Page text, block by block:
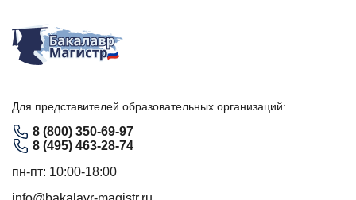
Для представителей образовательных организаций:
8 (800) 350-69-97
8 (495) 463-28-74
пн-пт: 10:00-18:00